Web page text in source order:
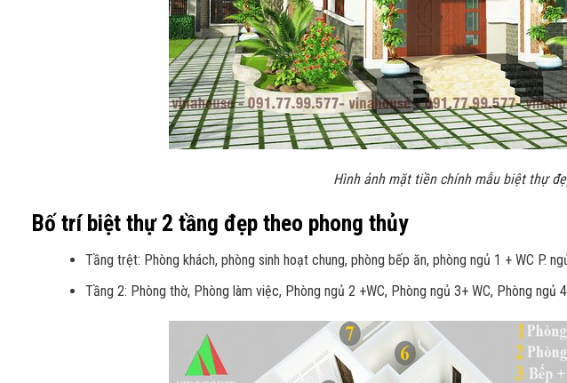
Hình ảnh mặt tiền chính mẫu biệt thự
Bố trí biệt thự 2 tầng đẹp theo phong thủy
Tầng trệt: Phòng khách, phòng sinh hoạt chung, phòng bếp ăn, phòng ngủ 1 + WC P.
Tầng 2: Phòng thờ, Phòng làm việc, Phòng ngủ 2 +WC, Phòng ngủ 3+ WC, Phòng ngủ